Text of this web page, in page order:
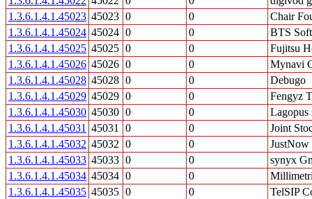
1.3.6.1.4.1.45023 45023 0 0
Chair
1.3.6.1.4.1.45024 45024 0 0
BTS
1.3.6.1.4.1.45025 45025 0 0
Fujitsu
1.3.6.1.4.1.45026 45026 0 0
Mynavi
1.3.6.1.4.1.45028 45028 0 0
Debugo
1.3.6.1.4.1.45029 45029 0 0
Fengyz
1.3.6.1.4.1.45030 45030 0 0
Lagopus
1.3.6.1.4.1.45031 45031 0 0
Joint
1.3.6.1.4.1.45032 45032 0 0
JustNow
1.3.6.1.4.1.45033 45033 0 0
synyx
1.3.6.1.4.1.45034 45034 0 0
1.3.6.1.4.1.45035 45035 0 0
TelSIP